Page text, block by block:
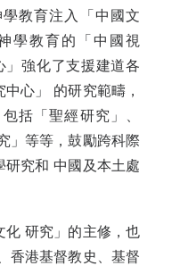
教育注入「中國文
學教育的「中國視
強化了支援建道各
心」 的研究範疇，
括「聖經研究」、
」等等，鼓勵跨科際
究和 中國及本土處
化 研究」的主修，也
香港基督教史、基督